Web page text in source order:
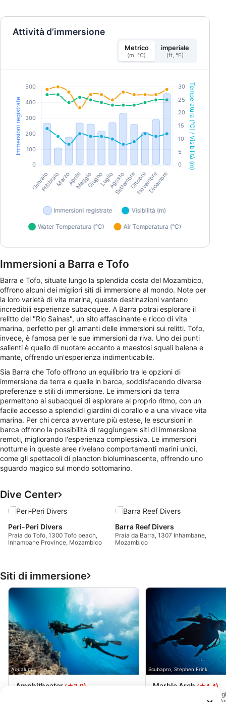
Attività d’immersione
Metrico
(m, °C)
imperiale
(ft, °F)
Immersioni a Barra e Tofo
Barra e Tofo, situate lungo la splendida costa del Mozambico,
offrono alcuni dei migliori siti di immersione al mondo. Note per
la loro varietà di vita marina, queste destinazioni vantano
incredibili esperienze subacquee. A Barra potrai esplorare il
relitto del "Rio Sainas", un sito affascinante e ricco di vita
marina, perfetto per gli amanti delle immersioni sui relitti. Tofo,
invece, è famosa per le sue immersioni da riva. Uno dei punti
salienti è quello di nuotare accanto a maestosi squali balena e
mante, offrendo un'esperienza indimenticabile.
Sia Barra che Tofo offrono un equilibrio tra le opzioni di
immersione da terra e quelle in barca, soddisfacendo diverse
preferenze e stili di immersione. Le immersioni da terra
permettono ai subacquei di esplorare al proprio ritmo, con un
facile accesso a splendidi giardini di corallo e a una vivace vita
marina. Per chi cerca avventure più estese, le escursioni in
barca offrono la possibilità di raggiungere siti di immersione
remoti, migliorando l'esperienza complessiva. Le immersioni
notturne in queste aree rivelano comportamenti marini unici,
come gli spettacoli di plancton bioluminescente, offrendo uno
sguardo magico sul mondo sottomarino.
Dive Center
Peri-Peri Divers
Praia do Tofo, 1300 Tofo beach,
Inhambane Province, Mozambico
Barra Reef Divers
Praia da Barra, 1307 Inhambane,
Mozambico
Siti di immersione
Aqualung
Amphitheater (★3.9)
Scubapro, Stephen Frink
Marble Arch (★4.4)
Nel cuore della "zona